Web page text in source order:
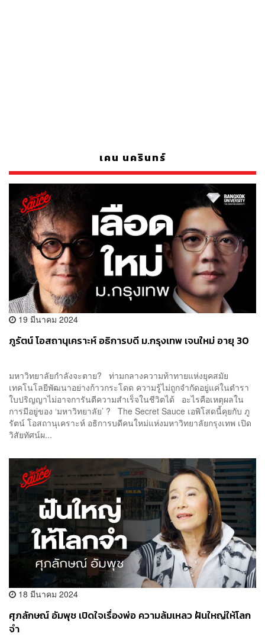
เคน นครินทร์
19 มีนาคม 2024
ภูรัตน์ โอสถานุเคราะห์ อธิการบดี ม.กรุงเทพ เจนใหม่ อายุ 30
มหาวิทยาลัยกำลังจะตาย? ท่ามกลางความท้าทายแห่งยุคสมัย
เทคโนโลยีพัฒนาอย่างก้าวกระโดด ความรู้ไม่ถูกจำกัดอยู่แค่ในตำรา
ใบปริญญาไม่อาจการันตีความสำเร็จในชีวิตได้ อะไรคือเหตุผลใน
การมีอยู่ของ ‘มหาวิทยาลัย’ ? The Secret Sauce เอพิโสดนี้คุยกับ ภู
รัตน์ โอสถานุเคราะห์ อธิการบดีคนใหม่แห่งมหาวิทยาลัยกรุงเทพ เปิด
วิสัยทัศน์ผ...
18 มีนาคม 2024
ศุภลักษณ์ อัมพุช เปิดใจเรื่องพ่อ ความล้มเหลว ฝันใหญ่ให้โลก
จำ